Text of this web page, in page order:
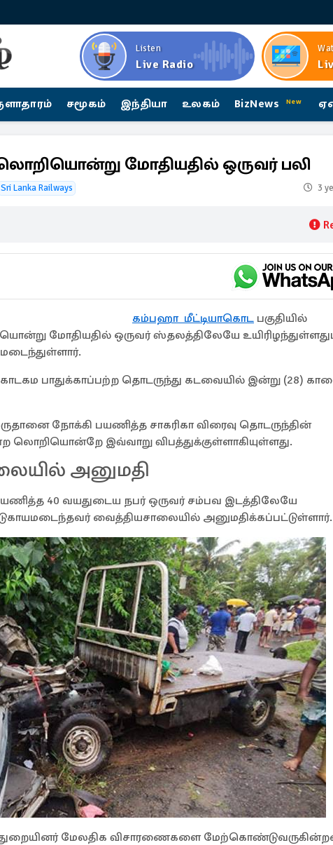
Listen
Live Radio
சமூகம் இந்தியா உலகம் BizNews New
மோதியதில் ஒருவர் பலி
Sri Lanka Railways 3
கம்பஹா மீட்டியாகொட பகுதியில்
மோதியதில் ஒருவர் ஸ்தலத்திலேயே
பாதுக்காப்பற்ற தொடருந்து கடவையில் இன்று (28)
நோக்கி பயணித்த சாகரிகா விரைவு தொடருந்தின்
லொறியொன்றே இவ்வாறு விபத்துக்குள்ளாகியுள்ளது.
அனுமதி
40 வயதுடைய நபர் ஒருவர் சம்பவ இடத்திலேயே
வைத்தியசாலையில் அனுமதிக்கப்பட்டுள்ளார்.
மேலதிக விசாரணைகளை